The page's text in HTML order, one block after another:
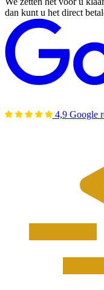
dan kunt u het direct
4,9 Google